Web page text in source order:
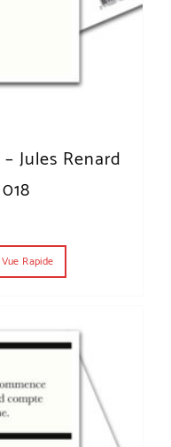
Jules Renard
Vue Rapide